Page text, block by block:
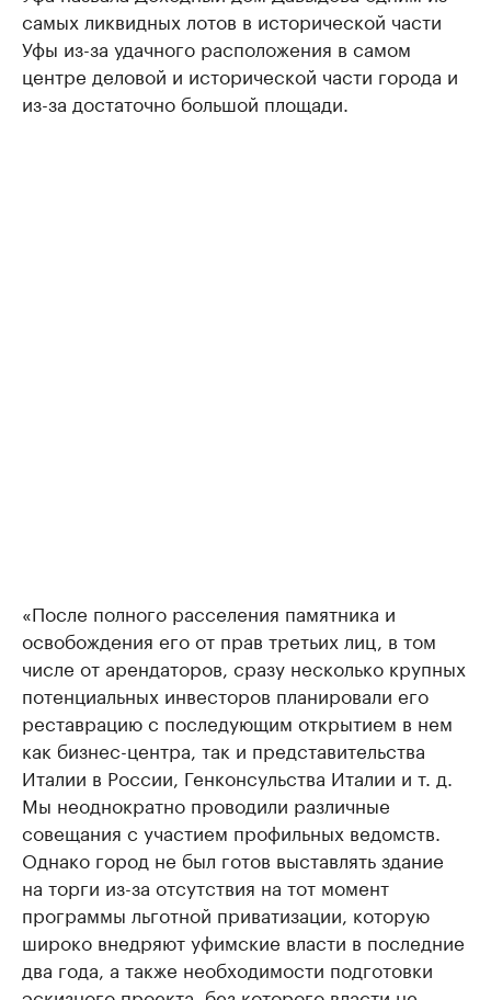
самых ликвидных лотов в исторической части
Уфы из-за удачного расположения в самом
центре деловой и исторической части города и
из-за достаточно большой площади.
«После полного расселения памятника и
освобождения его от прав третьих лиц, в том
числе от арендаторов, сразу несколько крупных
потенциальных инвесторов планировали его
реставрацию с последующим открытием в нем
как бизнес-центра, так и представительства
Италии в России, Генконсульства Италии и т. д.
Мы неоднократно проводили различные
совещания с участием профильных ведомств.
Однако город не был готов выставлять здание
на торги из-за отсутствия на тот момент
программы льготной приватизации, которую
широко внедряют уфимские власти в последние
два года, а также необходимости подготовки